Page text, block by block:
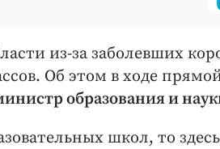
из-за заболевших
Об этом в ходе
образования и
школ, то